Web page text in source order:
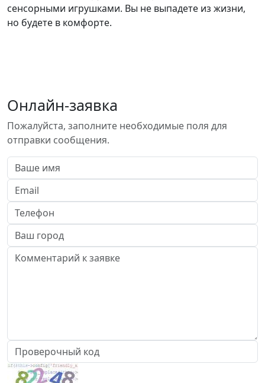
сенсорными игрушками. Вы не выпадете из жизни,
но будете в комфорте.
Онлайн-заявка
Пожалуйста, заполните необходимые поля для
отправки сообщения.